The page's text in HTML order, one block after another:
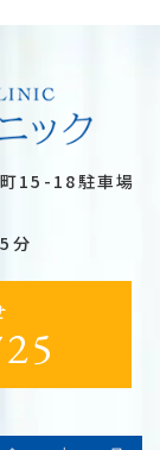
15-18駐車場
分